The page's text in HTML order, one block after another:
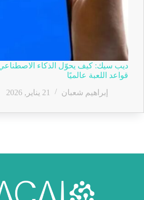
ديب سيك: كيف يحوّل الذكاء
قواعد اللعبة عالميًا
إبراهيم شعبان
21 يناير, 2026